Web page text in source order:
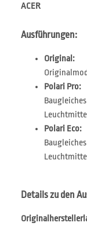
ACER
Ausführungen:
Original:
Polari Pro:
Leuchtmittel
Polari Eco:
Leuchtmittel
Details zu den